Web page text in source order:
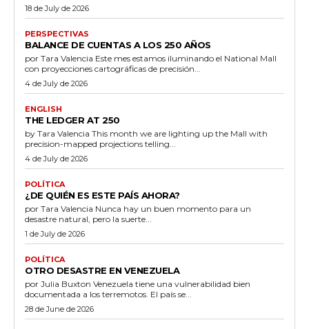
18 de July de 2026
PERSPECTIVAS
BALANCE DE CUENTAS A LOS 250 AÑOS
por Tara Valencia Este mes estamos iluminando el National Mall
con proyecciones cartográficas de precisión...
4 de July de 2026
ENGLISH
THE LEDGER AT 250
by Tara Valencia This month we are lighting up the Mall with
precision-mapped projections telling...
4 de July de 2026
POLÍTICA
¿DE QUIÉN ES ESTE PAÍS AHORA?
por Tara Valencia Nunca hay un buen momento para un
desastre natural, pero la suerte...
1 de July de 2026
POLÍTICA
OTRO DESASTRE EN VENEZUELA
por Julia Buxton Venezuela tiene una vulnerabilidad bien
documentada a los terremotos. El país se...
28 de June de 2026